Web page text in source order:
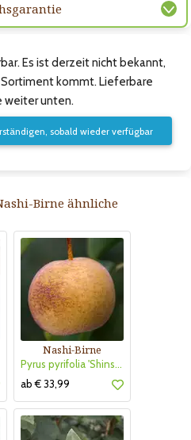
Es ist derzeit nicht bekannt,
kommt. Lieferbare
weiter unten.
sobald wieder verfügbar
Birne ähnliche
Nashi-Birne
Pyrus pyrifolia 'Shinseiki'
ab € 33,99